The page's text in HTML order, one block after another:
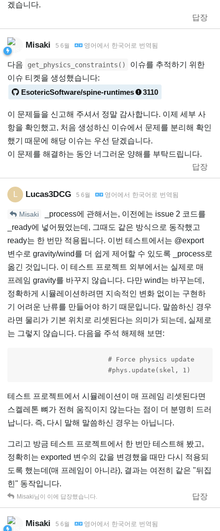
겠습니다.
답장
Misaki 5 6월 영어 에서 한국어 로 번역됨
다음 get_physics_constraints()
이슈를 추적하기 위한
이슈 티켓을 생성했습니다:
EsotericSoftware/spine-runtimes
3110
이 문제들을 신고해 주셔서 정말 감사합니다. 이제 세부 사
항을 확인했고, 처음 생성하신 이슈에서 문제를 분리해 확인
했기 때문에 해당 이슈는 우선 닫겠습니다.
이 문제를 해결하는 동안 너그러운 양해를 부탁드립니다.
답장
Lucas3DCG 5 6월 영어 에서 한국어 로 번역됨
Misaki
_process에 관해서는, 이전에는 issue 2 코드를
_ready에 넣어뒀었는데, 그때도 같은 방식으로 동작했고
ready는 한 번만 적용됩니다. 이번 테스트에서는 @export
변수로 gravity/wind를 더 쉽게 제어할 수 있도록 _process로
옮긴 것입니다. 이 테스트 프로젝트 외부에서는 실제로 매
프레임 gravity를 바꾸지 않습니다. 다만 wind는 바꾸는데,
정확하게 시뮬레이션하려면 지속적인 변화 없이는 구현하
기 어려운 난류를 만들어야 하기 때문입니다. 말씀하신 경우
라면 물리가 기본 위치로 리셋된다는 의미가 되는데, 실제로
는 그렇지 않습니다. 다음을 주석 해제해 보면:
			#phys.update(skel, 1)
테스트 프로젝트에서 시뮬레이션이 매 프레임 리셋된다면
스켈레톤 뼈가 전혀 움직이지 않는다는 점이 더 분명히 드러
납니다. 즉, 다시 말해 말씀하신 경우는 아닙니다.
그리고 방금 테스트 프로젝트에서 한 번만 테스트해 봤고,
정확히는 exported 변수의 값을 변경했을 때만 다시 적용되
도록 했는데(매 프레임이 아니라), 결과는 여전히 같은 "뒤집
힌" 동작입니다.
답장
Misaki님이 이에 답장했습니다.
Misaki 5 6월 영어 에서 한국어 로 번역됨